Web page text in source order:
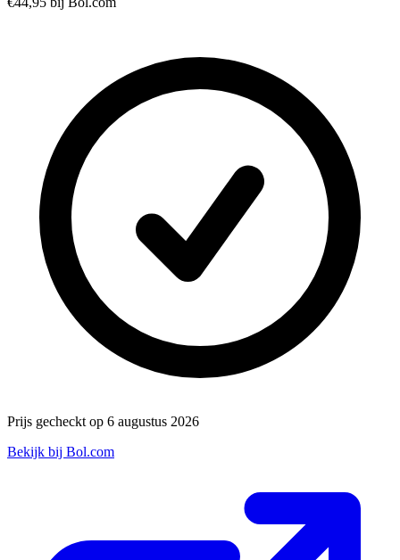
Prijs gecheckt op 6 augustus 2026
Bekijk bij Bol.com